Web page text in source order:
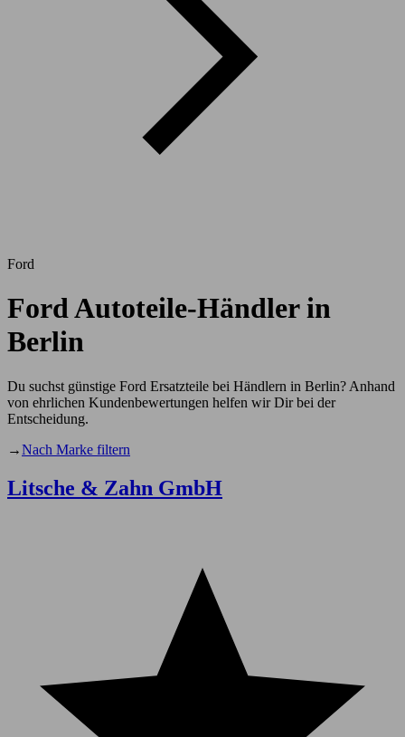
Ford
Ford Autoteile-Händler in
Berlin
Du suchst günstige Ford Ersatzteile bei Händlern in Berlin? Anhand
von ehrlichen Kundenbewertungen helfen wir Dir bei der
Entscheidung.
→Nach Marke filtern
Litsche & Zahn GmbH